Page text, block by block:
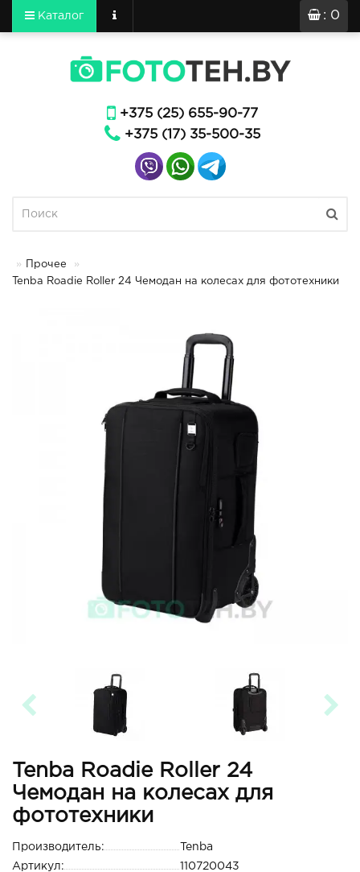
: 0
Каталог
+375 (25) 655-90-77
+375 (17) 35-500-35
Прочее
Tenba Roadie Roller 24 Чемодан на колесах для фототехники
Tenba Roadie Roller 24
Чемодан на колесах для
фототехники
Производитель:
Tenba
Артикул:
110720043